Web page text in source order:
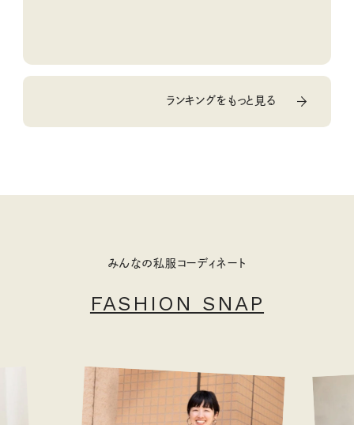
ランキングをもっと見る
みんなの私服コーディネート
FASHION SNAP